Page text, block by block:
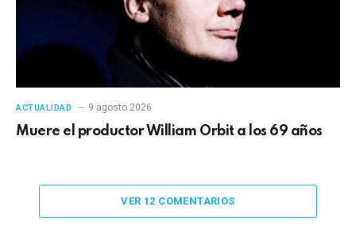
ACTUALIDAD 9 agosto 2026
Muere el productor William Orbit a los 69 años
VER 12 COMENTARIOS